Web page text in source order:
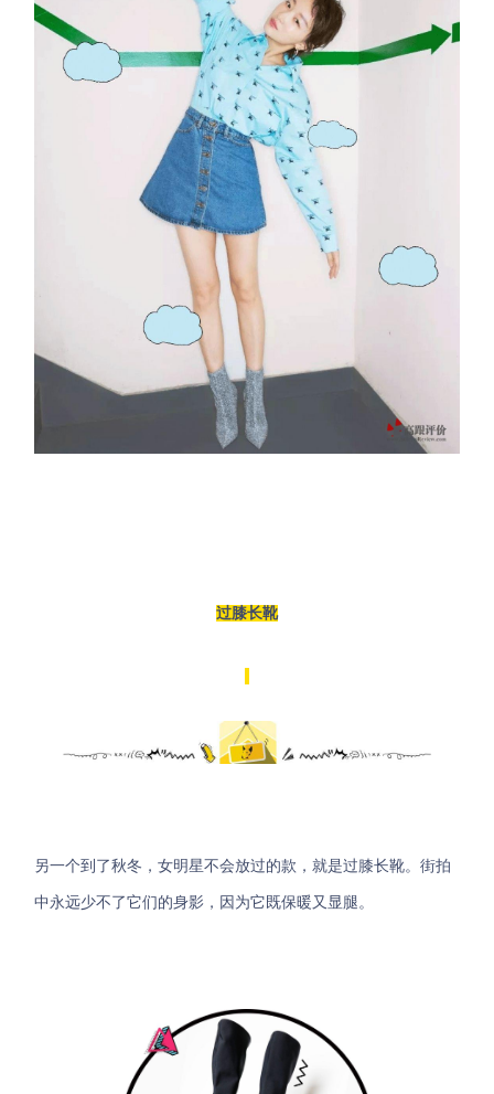
过膝长靴
另一个到了秋冬，女明星不会放过的款，就是过膝长靴。街拍
中永远少不了它们的身影，因为它既保暖又显腿。